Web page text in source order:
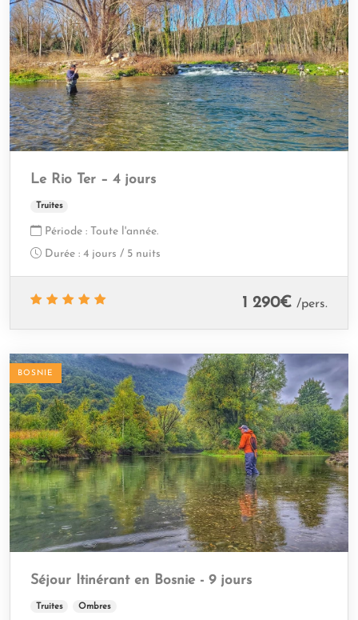
Le Rio Ter – 4 jours
Truites
Période : Toute l'année.
Durée : 4 jours / 5 nuits
1 290€ /pers.
BOSNIE
Séjour Itinérant en Bosnie - 9 jours
Truites Ombres